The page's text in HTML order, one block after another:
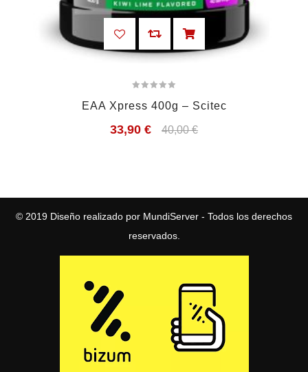
EAA Xpress 400g – Scitec
33,90 € 40,00€
© 2019 Diseño realizado por MundiServer - Todos los derechos
reservados.